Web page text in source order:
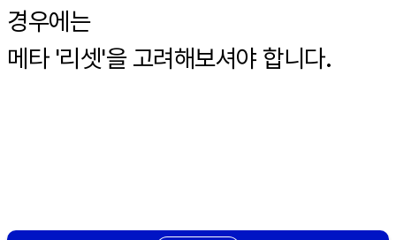
경우에는
메타 '리셋'을 고려해보셔야 합니다.